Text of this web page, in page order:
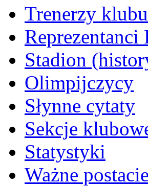
Trenerzy klubu
Reprezentanci
Stadion
Olimpijczycy
Słynne cytaty
Sekcje
Statystyki
Ważne postacie